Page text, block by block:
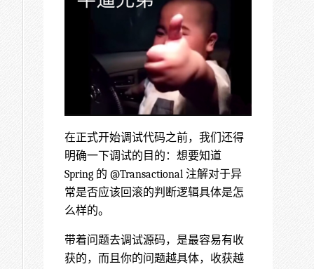
在正式开始调试代码之前，我们还得
明确一下调试的目的：想要知道
Spring 的 @Transactional 注解对于异
常是否应该回滚的判断逻辑具体是怎
么样的。
带着问题去调试源码，是最容易有收
获的，而且你的问题越具体，收获越